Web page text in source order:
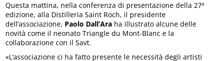
Questa mattina, nella conferenza di presentazione della 27ª
edizione, alla Distilleria Saint Roch, il presidente
dell’associazione, Paolo Dall’Ara ha illustrato alcune delle
novità come il neonato Triangle du Mont-Blanc e la
collaborazione con il Savt.
«L’associazione ci ha fatto presente le necessità degli artisti